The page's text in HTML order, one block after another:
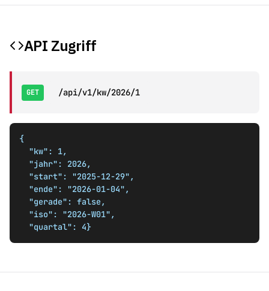
API Zugriff
GET /api/v1/kw/2026/1
{
  "quartal": 4}